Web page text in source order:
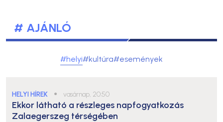
# AJÁNLÓ
#helyi#kultúra#események
HELYI HÍREK ● vasárnap, 20:50
Ekkor látható a részleges napfogyatkozás
Zalaegerszeg térségében